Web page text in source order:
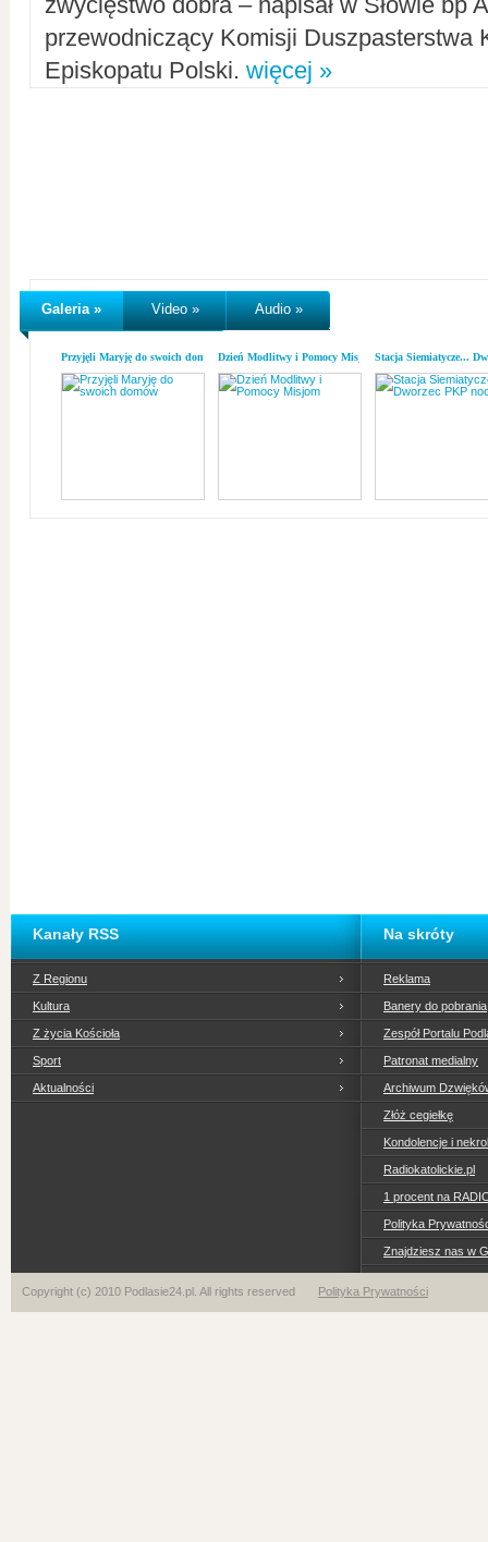
przewodniczący Komisji Duszpasterstwa
Episkopatu Polski. więcej »
Galeria » Video » Audio »
Przyjęli Maryję do swoich domówDzień Modlitwy i Pomocy MisjomStacja Siemiatycze...
Kanały RSS
Z Regionu
Kultura
Z życia Kościoła
Sport
Aktualności
Na skróty
Reklama
Banery do pobrania
Zespół Portalu
Patronat medialny
Archiwum
Złóż cegiełkę
Kondolencje i
Radiokatolickie.pl
1 procent na
Polityka
Znajdziesz nas w
Copyright (c) 2010 Podlasie24.pl. All rights reserved Polityka Prywatności